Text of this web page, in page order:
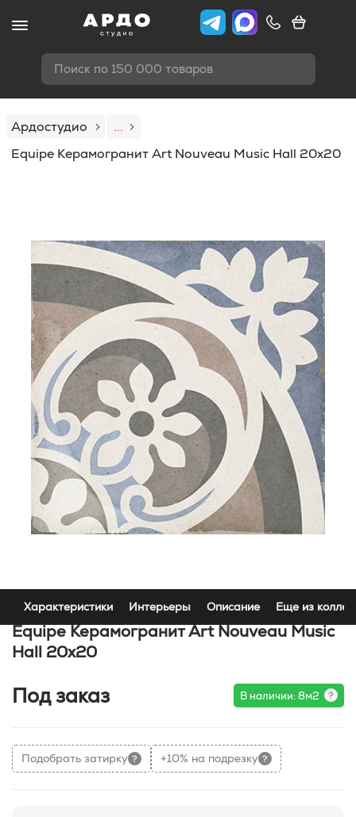
Поиск по 150 000 товаров
Ардостудио
...
Equipe Керамогранит Art Nouveau Music Hall 20х20
Характеристики Интерьеры Описание Еще из
Equipe Керамогранит Art Nouveau Music
Hall 20х20
Под заказ В наличии: 8м2
Подобрать затирку +10% на подрезку